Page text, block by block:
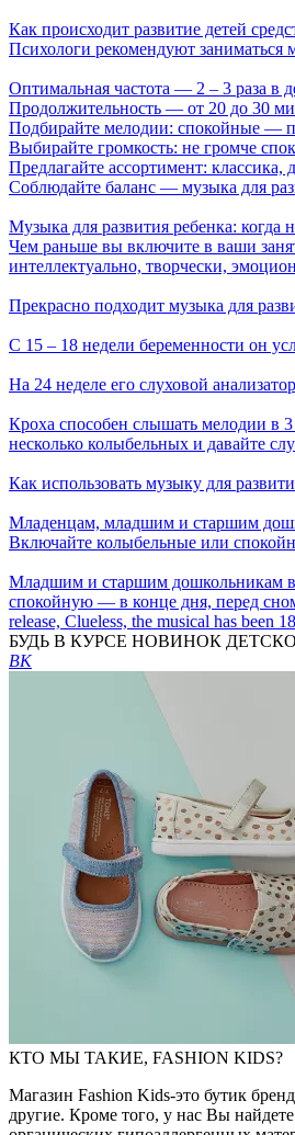
Как происходит развитие детей
Психологи рекомендуют заниматься
Оптимальная частота — 2 ‒ 3 раза в
Продолжительность — от 20 до 30
Подбирайте мелодии: спокойные —
Выбирайте громкость: не громче
Предлагайте ассортимент:
Соблюдайте баланс — музыка для
Музыка для развития ребенка: когда
Чем раньше вы включите в ваши
интеллектуально, творчески,
Прекрасно подходит музыка для
С 15 ‒ 18 недели беременности он
На 24 неделе его слуховой
Кроха способен слышать мелодии в
несколько колыбельных и давайте
Как использовать музыку для
Младенцам, младшим и старшим
Включайте колыбельные или
Младшим и старшим дошкольникам
спокойную — в конце дня, перед
release, Clueless, the musical has been
БУДЬ В КУРСЕ НОВИНОК
ВК
КТО МЫ ТАКИЕ, FASHION KIDS?
Магазин Fashion Kids-это бутик
другие. Кроме того, у нас Вы